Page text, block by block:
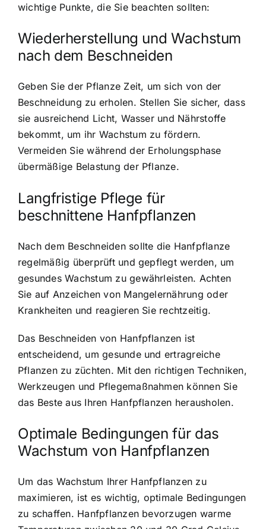
wichtige Punkte, die Sie beachten sollten:
Wiederherstellung und Wachstum
nach dem Beschneiden
Geben Sie der Pflanze Zeit, um sich von der
Beschneidung zu erholen. Stellen Sie sicher, dass
sie ausreichend Licht, Wasser und Nährstoffe
bekommt, um ihr Wachstum zu fördern.
Vermeiden Sie während der Erholungsphase
übermäßige Belastung der Pflanze.
Langfristige Pflege für
beschnittene Hanfpflanzen
Nach dem Beschneiden sollte die Hanfpflanze
regelmäßig überprüft und gepflegt werden, um
gesundes Wachstum zu gewährleisten. Achten
Sie auf Anzeichen von Mangelernährung oder
Krankheiten und reagieren Sie rechtzeitig.
Das Beschneiden von Hanfpflanzen ist
entscheidend, um gesunde und ertragreiche
Pflanzen zu züchten. Mit den richtigen Techniken,
Werkzeugen und Pflegemaßnahmen können Sie
das Beste aus Ihren Hanfpflanzen herausholen.
Optimale Bedingungen für das
Wachstum von Hanfpflanzen
Um das Wachstum Ihrer Hanfpflanzen zu
maximieren, ist es wichtig, optimale Bedingungen
zu schaffen. Hanfpflanzen bevorzugen warme